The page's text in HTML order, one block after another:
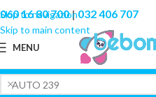
Skip to navigation
Skip to main content
060 16 80 700|032 406 707
MENU